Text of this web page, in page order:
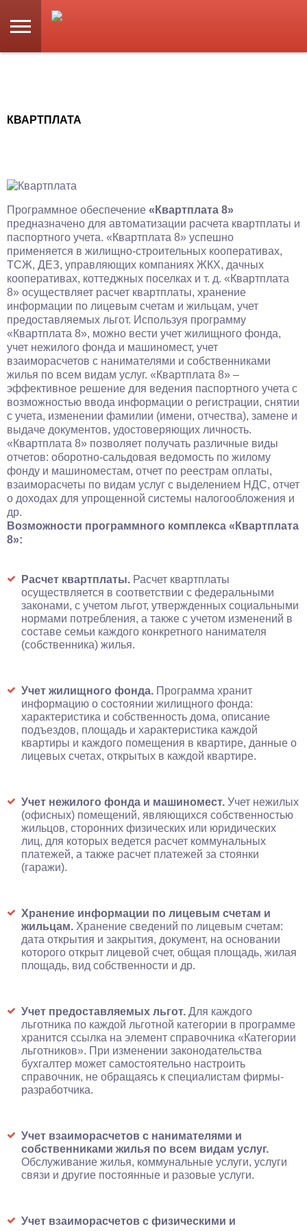
КВАРТПЛАТА
Программное обеспечение «Квартплата 8»
предназначено для автоматизации расчета квартплаты и
паспортного учета. «Квартплата 8» успешно
применяется в жилищно-строительных кооперативах,
ТСЖ, ДЕЗ, управляющих компаниях ЖКХ, дачных
кооперативах, коттеджных поселках и т. д. «Квартплата
8» осуществляет расчет квартплаты, хранение
информации по лицевым счетам и жильцам, учет
предоставляемых льгот. Используя программу
«Квартплата 8», можно вести учет жилищного фонда,
учет нежилого фонда и машиномест, учет
взаиморасчетов с нанимателями и собственниками
жилья по всем видам услуг. «Квартплата 8» –
эффективное решение для ведения паспортного учета с
возможностью ввода информации о регистрации, снятии
с учета, изменении фамилии (имени, отчества), замене и
выдаче документов, удостоверяющих личность.
«Квартплата 8» позволяет получать различные виды
отчетов: оборотно-сальдовая ведомость по жилому
фонду и машиноместам, отчет по реестрам оплаты,
взаиморасчеты по видам услуг с выделением НДС, отчет
о доходах для упрощенной системы налогообложения и
др.
Возможности программного комплекса «Квартплата
8»:
Расчет квартплаты. Расчет квартплаты
осуществляется в соответствии с федеральными
законами, с учетом льгот, утвержденных социальными
нормами потребления, а также с учетом изменений в
составе семьи каждого конкретного нанимателя
(собственника) жилья.
Учет жилищного фонда. Программа хранит
информацию о состоянии жилищного фонда:
характеристика и собственность дома, описание
подъездов, площадь и характеристика каждой
квартиры и каждого помещения в квартире, данные о
лицевых счетах, открытых в каждой квартире.
Учет нежилого фонда и машиномест. Учет нежилых
(офисных) помещений, являющихся собственностью
жильцов, сторонних физических или юридических
лиц, для которых ведется расчет коммунальных
платежей, а также расчет платежей за стоянки
(гаражи).
Хранение информации по лицевым счетам и
жильцам. Хранение сведений по лицевым счетам:
дата открытия и закрытия, документ, на основании
которого открыт лицевой счет, общая площадь, жилая
площадь, вид собственности и др.
Учет предоставляемых льгот. Для каждого
льготника по каждой льготной категории в программе
хранится ссылка на элемент справочника «Категории
льготников». При изменении законодательства
бухгалтер может самостоятельно настроить
справочник, не обращаясь к специалистам фирмы-
разработчика.
Учет взаиморасчетов с нанимателями и
собственниками жилья по всем видам услуг.
Обслуживание жилья, коммунальные услуги, услуги
связи и другие постоянные и разовые услуги.
Учет взаиморасчетов с физическими и